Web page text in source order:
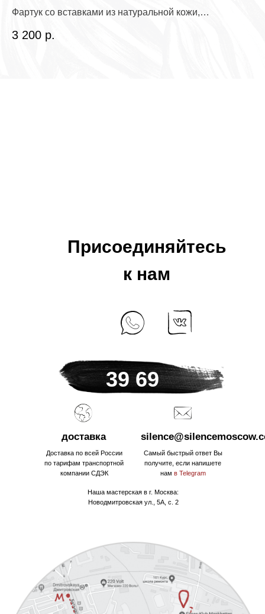
Фартук со вставками из натуральной кожи,
3 200 р.
Присоединяйтесь
к нам
Самый быстрый ответ Вы
получите, если напишете
нам в Telegram
Доставка по всей России
по тарифам транспортной
компании СДЭК
39 69
доставка
Наша мастерская в г. Москва:
Новодмитровская ул., 5А, с. 2